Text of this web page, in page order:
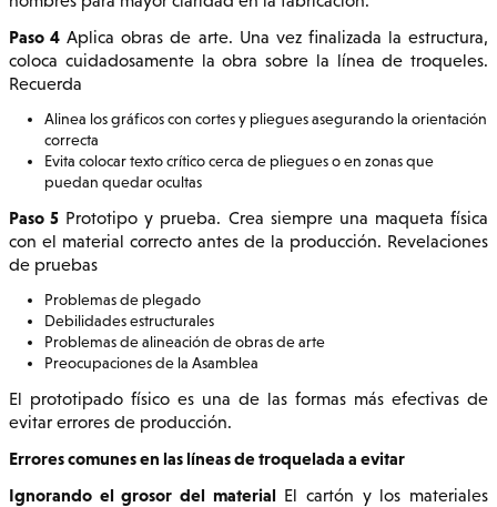
Paso 4 Aplica obras de arte. Una vez finalizada la estructura,
coloca cuidadosamente la obra sobre la línea de troqueles.
Recuerda
Alinea los gráficos con cortes y pliegues asegurando la orientación
correcta
Evita colocar texto crítico cerca de pliegues o en zonas que
puedan quedar ocultas
Paso 5 Prototipo y prueba. Crea siempre una maqueta física
con el material correcto antes de la producción. Revelaciones
de pruebas
Problemas de plegado
Debilidades estructurales
Problemas de alineación de obras de arte
Preocupaciones de la Asamblea
El prototipado físico es una de las formas más efectivas de
evitar errores de producción.
Errores comunes en las líneas de troquelada a evitar
Ignorando el grosor del material El cartón y los materiales